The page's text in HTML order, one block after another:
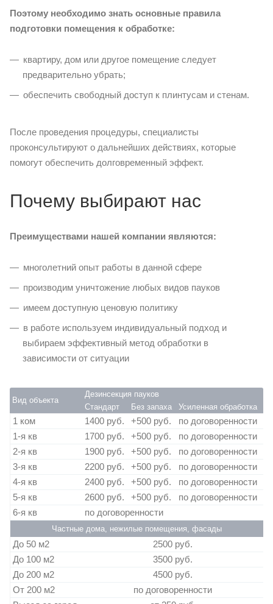
Поэтому необходимо знать основные правила
подготовки помещения к обработке:
квартиру, дом или другое помещение следует
предварительно убрать;
обеспечить свободный доступ к плинтусам и стенам.
После проведения процедуры, специалисты
проконсультируют о дальнейших действиях, которые
помогут обеспечить долговременный эффект.
Почему выбирают нас
Преимуществами нашей компании являются:
многолетний опыт работы в данной сфере
производим уничтожение любых видов пауков
имеем доступную ценовую политику
в работе используем индивидуальный подход и
выбираем эффективный метод обработки в
зависимости от ситуации
Вид объекта
Дезинсекция пауков
Стандарт
Без запаха Усиленная обработка
1 ком 1400 руб. +500 руб.
по договоренности
1-я кв
1700 руб. +500 руб.
по договоренности
2-я кв
1900 руб. +500 руб.
по договоренности
3-я кв
2200 руб. +500 руб.
по договоренности
4-я кв
2400 руб. +500 руб.
по договоренности
5-я кв
2600 руб. +500 руб.
по договоренности
6-я кв
по договоренности
Частные дома, нежилые помещения, фасады
До 50 м2
2500 руб.
До 100 м2
3500 руб.
До 200 м2
4500 руб.
От 200 м2
по договоренности